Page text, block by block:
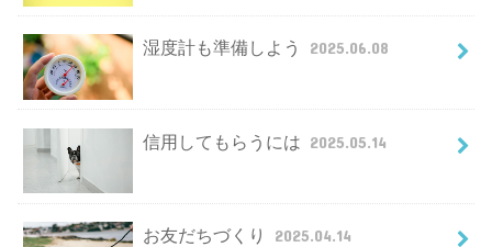
湿度計も準備しよう 2025.06.08
信用してもらうには 2025.05.14
お友だちづくり 2025.04.14